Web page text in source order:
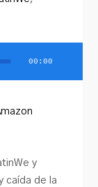
00:00
y
caída de la